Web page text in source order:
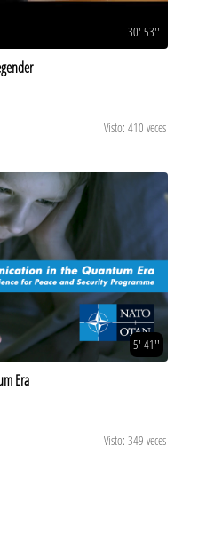
30' 53''
Visto: 410 veces
5' 41''
Era
Visto: 349 veces